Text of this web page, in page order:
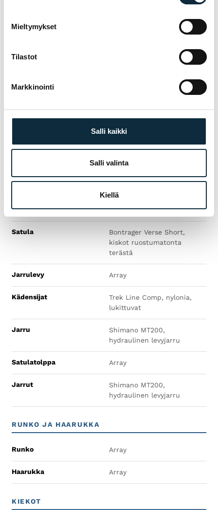
Mieltymykset
Tilastot
Markkinointi
Salli kaikki
Salli valinta
Kiellä
Shimano LINKGLIDE LG300,
kasettilaakerit, 122,5 mm:n
Vaihtaja Shimano U4000, 9 vaihdetta
Puoli-integroitu, 1 1/8″
Ohjaustanko Array
Satula
Bontrager Verse Short,
kiskot ruostumatonta
terästä
Jarrulevy Array
Kädensijat
Trek Line Comp, nylonia,
lukittuvat
Jarru
Shimano MT200,
hydraulinen levyjarru
Satulatolppa Array
Jarrut
Shimano MT200,
hydraulinen levyjarru
RUNKO JA HAARUKKA
Runko Array
Haarukka Array
KIEKOT